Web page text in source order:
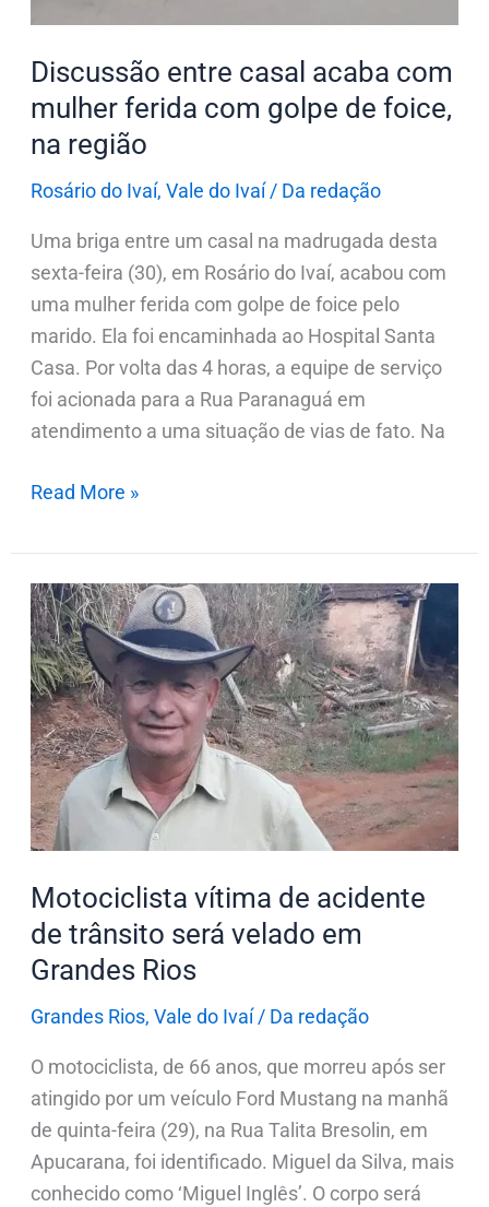
Discussão entre casal acaba com
mulher ferida com golpe de foice,
na região
Rosário do Ivaí, Vale do Ivaí/ Da redação
Uma briga entre um casal na madrugada desta
sexta-feira (30), em Rosário do Ivaí, acabou com
uma mulher ferida com golpe de foice pelo
marido. Ela foi encaminhada ao Hospital Santa
Casa. Por volta das 4 horas, a equipe de serviço
foi acionada para a Rua Paranaguá em
atendimento a uma situação de vias de fato. Na
foice,
na
região
Read More »
Motociclista vítima de acidente
de trânsito será velado em
Grandes Rios
Grandes Rios, Vale do Ivaí/ Da redação
O motociclista, de 66 anos, que morreu após ser
atingido por um veículo Ford Mustang na manhã
de quinta-feira (29), na Rua Talita Bresolin, em
Apucarana, foi identificado. Miguel da Silva, mais
conhecido como ‘Miguel Inglês’. O corpo será
Motociclista
vítima
de
acidente
de
trânsito
será
velado
em
Grandes
Rios